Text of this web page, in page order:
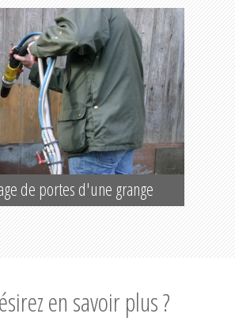
de portes d'une grange
en savoir plus ?